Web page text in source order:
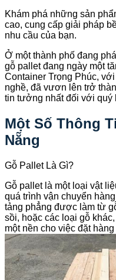
Khám phá những sản
cao, cung cấp giải pháp
nhu cầu của bạn.
Ở một thành phố đang
gỗ pallet đang ngày một
Container Trọng Phúc,
nghề, đã vươn lên trở
tin tưởng nhất đối với quý
Một Số Thông
Nẵng
Gỗ Pallet Là Gì?
Gỗ pallet là một loại vật
quá trình vận chuyển
tảng phẳng được làm từ
sồi, hoặc các loại gỗ
một nền cho việc đặt